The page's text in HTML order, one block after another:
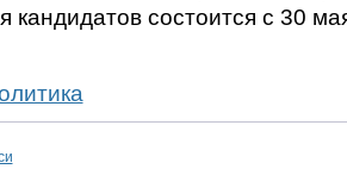
кандидатов состоится с 30